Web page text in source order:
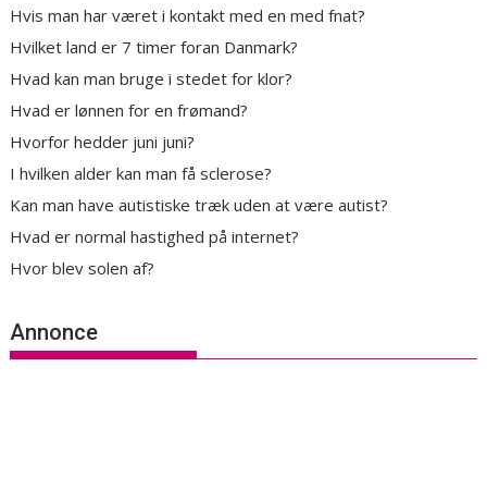
Hvis man har været i kontakt med en med fnat?
Hvilket land er 7 timer foran Danmark?
Hvad kan man bruge i stedet for klor?
Hvad er lønnen for en frømand?
Hvorfor hedder juni juni?
I hvilken alder kan man få sclerose?
Kan man have autistiske træk uden at være autist?
Hvad er normal hastighed på internet?
Hvor blev solen af?
Annonce